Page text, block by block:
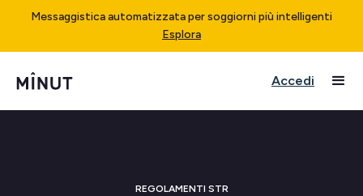
Messaggistica automatizzata per soggiorni più intelligenti
Esplora
Accedi
REGOLAMENTI STR